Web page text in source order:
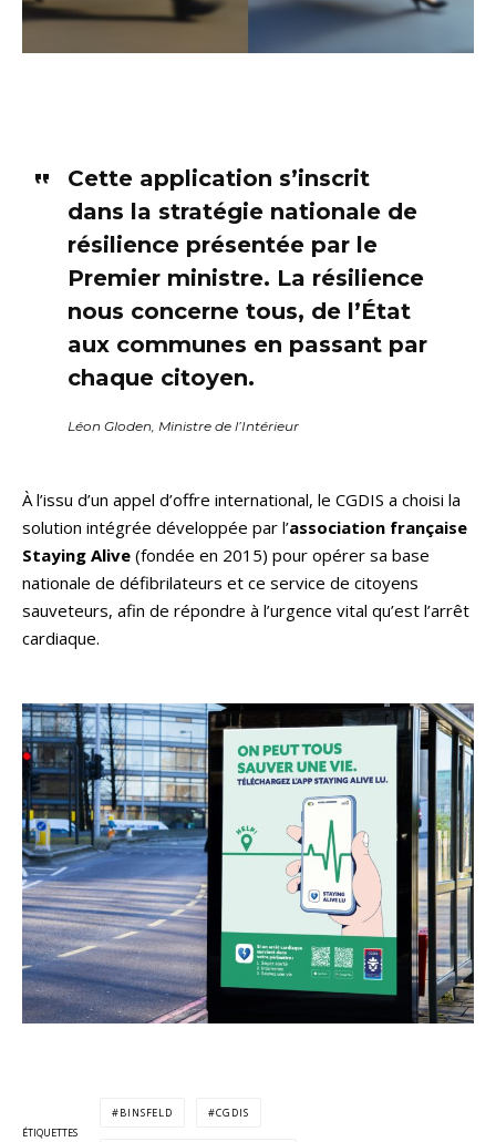
Cette application s’inscrit
dans la stratégie nationale de
résilience présentée par le
Premier ministre. La résilience
nous concerne tous, de l’État
aux communes en passant par
chaque citoyen.
Léon Gloden, Ministre de l’Intérieur
À l’issu d’un appel d’offre international, le CGDIS a choisi la
solution intégrée développée par l’association française
Staying Alive (fondée en 2015) pour opérer sa base
nationale de défibrilateurs et ce service de citoyens
sauveteurs, afin de répondre à l’urgence vital qu’est l’arrêt
cardiaque.
ÉTIQUETTES
BINSFELD CGDIS